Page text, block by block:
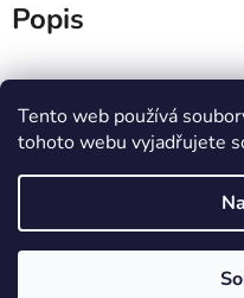
Tento web používá
tohoto webu vyjadřujete
Popis